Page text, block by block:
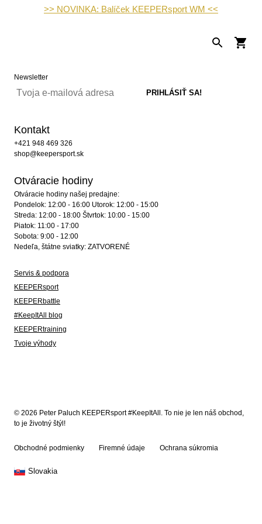
>> NOVINKA: Balíček KEEPERsport WM <<
Newsletter
Kontakt
+421 948 469 326
shop@keepersport.sk
Otváracie hodiny
Otváracie hodiny našej predajne:
Pondelok: 12:00 - 16:00 Utorok: 12:00 - 15:00
Streda: 12:00 - 18:00 Štvrtok: 10:00 - 15:00
Piatok: 11:00 - 17:00
Sobota: 9:00 - 12:00
Nedeľa, štátne sviatky: ZATVORENÉ
Servis & podpora
KEEPERsport
KEEPERbattle
#KeepItAll blog
KEEPERtraining
Tvoje výhody
© 2026 Peter Paluch KEEPERsport #KeepItAll. To nie je len náš obchod,
to je životný štýl!
Obchodné podmienky Firemné údaje Ochrana súkromia
Slovakia